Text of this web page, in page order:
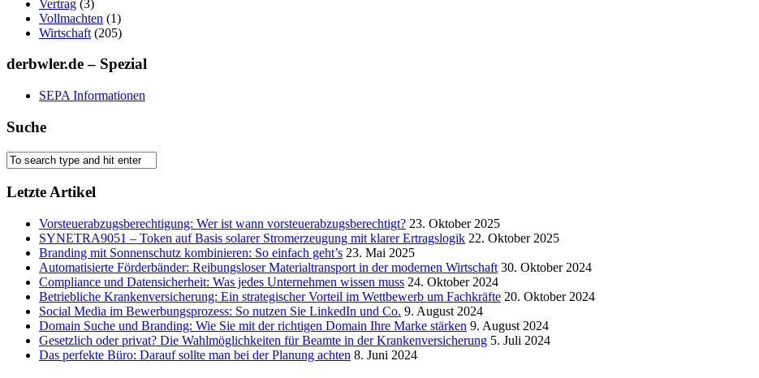
Vertrag (3)
Vollmachten (1)
Wirtschaft (205)
derbwler.de – Spezial
SEPA Informationen
Suche
Letzte Artikel
Vorsteuerabzugsberechtigung: Wer ist wann vorsteuerabzugsberechtigt? 23. Oktober 2025
SYNETRA9051 – Token auf Basis solarer Stromerzeugung mit klarer Ertragslogik 22. Oktober 2025
Branding mit Sonnenschutz kombinieren: So einfach geht’s 23. Mai 2025
Automatisierte Förderbänder: Reibungsloser Materialtransport in der modernen Wirtschaft 30. Oktober 2024
Compliance und Datensicherheit: Was jedes Unternehmen wissen muss 24. Oktober 2024
Betriebliche Krankenversicherung: Ein strategischer Vorteil im Wettbewerb um Fachkräfte 20. Oktober 2024
Social Media im Bewerbungsprozess: So nutzen Sie LinkedIn und Co. 9. August 2024
Domain Suche und Branding: Wie Sie mit der richtigen Domain Ihre Marke stärken 9. August 2024
Gesetzlich oder privat? Die Wahlmöglichkeiten für Beamte in der Krankenversicherung 5. Juli 2024
Das perfekte Büro: Darauf sollte man bei der Planung achten 8. Juni 2024